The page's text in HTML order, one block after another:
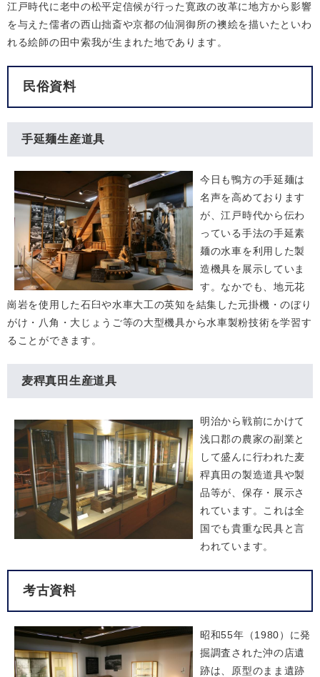
江戸時代に老中の松平定信候が行った寛政の改革に地方から影響
を与えた儒者の西山拙斎や京都の仙洞御所の襖絵を描いたといわ
れる絵師の田中索我が生まれた地であります。
民俗資料
手延麺生産道具
今日も鴨方の手延麺は
名声を高めております
が、江戸時代から伝わ
っている手法の手延素
麺の水車を利用した製
造機具を展示していま
す。なかでも、地元花
崗岩を使用した石臼や水車大工の英知を結集した元掛機・のぼり
がけ・八角・大じょうご等の大型機具から水車製粉技術を学習す
ることができます。
麦稈真田生産道具
明治から戦前にかけて
浅口郡の農家の副業と
して盛んに行われた麦
稈真田の製造道具や製
品等が、保存・展示さ
れています。これは全
国でも貴重な民具と言
われています。
考古資料
昭和55年（1980）に発
掘調査された沖の店遺
跡は、原型のまま遺跡